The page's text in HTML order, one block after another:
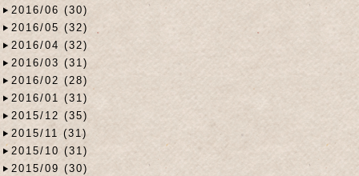
2016/06 (30)
2016/05 (32)
2016/04 (32)
2016/03 (31)
2016/02 (28)
2016/01 (31)
2015/12 (35)
2015/11 (31)
2015/10 (31)
2015/09 (30)